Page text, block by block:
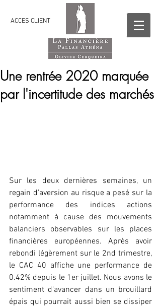
ACCES CLIENT
Une rentrée 2020 marquée
par l'incertitude des marchés
Sur les deux dernières semaines, un
regain d’aversion au risque a pesé sur la
performance des indices actions
notamment à cause des mouvements
balanciers observables sur les places
financières européennes. Après avoir
rebondi légèrement sur le 2nd trimestre,
le CAC 40 affiche une performance de
0.42% depuis le 1er juillet. Nous avons le
sentiment d'avancer dans un brouillard
épais qui pourrait aussi bien se dissiper